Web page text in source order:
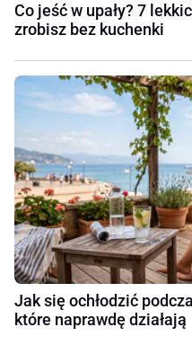
Co jeść w upały? 7
zrobisz bez kuchenki
Jak się ochłodzić
które naprawdę działają